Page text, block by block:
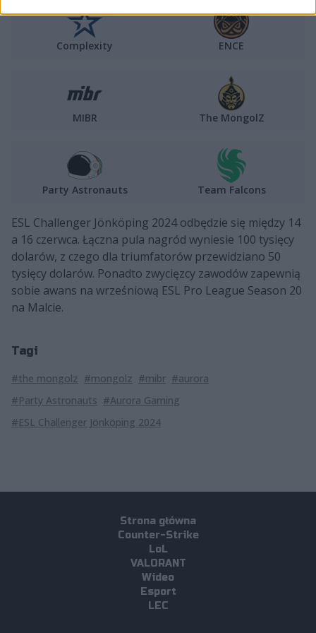
Complexity ENCE
MIBR The MongolZ
Party Astronauts Team Falcons
ESL Challenger Jönköping 2024 odbędzie się między 14
a 16 czerwca. Łączna pula nagród wyniesie 100 tysięcy
dolarów, z czego dla triumfatorów przewidziano 50
tysięcy dolarów. Ponadto zwycięzcy zawodów zapewnią
sobie awans na wrześniową ESL Pro League Season 20
na Malcie.
Tagi
#the mongolz #mongolz #mibr #aurora
#Party Astronauts #Aurora Gaming
#ESL Challenger Jönköping 2024
Strona główna
Counter-Strike
LoL
VALORANT
Wideo
Esport
LEC